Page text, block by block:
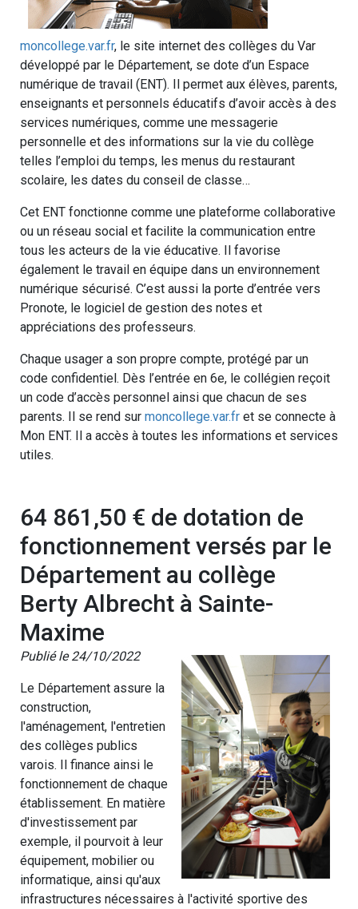
moncollege.var.fr, le site internet des collèges du Var
développé par le Département, se dote d’un Espace
numérique de travail (ENT). Il permet aux élèves, parents,
enseignants et personnels éducatifs d’avoir accès à des
services numériques, comme une messagerie
personnelle et des informations sur la vie du collège
telles l’emploi du temps, les menus du restaurant
scolaire, les dates du conseil de classe…
Cet ENT fonctionne comme une plateforme collaborative
ou un réseau social et facilite la communication entre
tous les acteurs de la vie éducative. Il favorise
également le travail en équipe dans un environnement
numérique sécurisé. C’est aussi la porte d’entrée vers
Pronote, le logiciel de gestion des notes et
appréciations des professeurs.
Chaque usager a son propre compte, protégé par un
code confidentiel. Dès l’entrée en 6e, le collégien reçoit
un code d’accès personnel ainsi que chacun de ses
parents. Il se rend sur moncollege.var.fr et se connecte à
Mon ENT. Il a accès à toutes les informations et services
utiles.
64 861,50 € de dotation de
fonctionnement versés par le
Département au collège
Berty Albrecht à Sainte-
Maxime
Publié le 24/10/2022
Le Département assure la
construction,
l'aménagement, l'entretien
des collèges publics
varois. Il finance ainsi le
fonctionnement de chaque
établissement. En matière
d'investissement par
exemple, il pourvoit à leur
équipement, mobilier ou
informatique, ainsi qu'aux
infrastructures nécessaires à l'activité sportive des